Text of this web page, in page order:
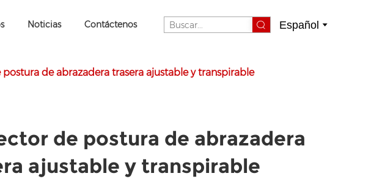
Noticias Contáctenos Español
de abrazadera trasera ajustable y transpirable
de postura de abrazadera
ajustable y transpirable